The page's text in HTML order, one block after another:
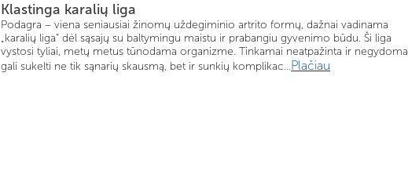
Klastinga karalių liga
Podagra – viena seniausiai žinomų uždegiminio artrito formų, dažnai vadinama
„karalių liga“ dėl sąsajų su baltymingu maistu ir prabangiu gyvenimo būdu. Ši liga
vystosi tyliai, metų metus tūnodama organizme. Tinkamai neatpažinta ir negydoma
gali sukelti ne tik sąnarių skausmą, bet ir sunkių komplikac...Plačiau